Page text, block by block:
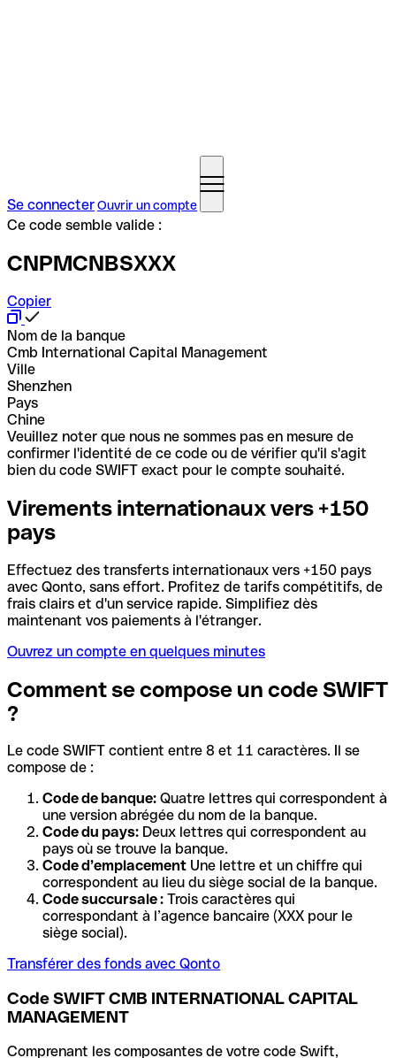
Se connecterOuvrir un compte
Ce code semble valide :
CNPMCNBSXXX
Copier
Nom de la banque
Cmb International Capital Management
Ville
Shenzhen
Pays
Chine
Veuillez noter que nous ne sommes pas en mesure de
confirmer l'identité de ce code ou de vérifier qu'il s'agit
bien du code SWIFT exact pour le compte souhaité.
Virements internationaux vers +150
pays
Effectuez des transferts internationaux vers +150 pays
avec Qonto, sans effort. Profitez de tarifs compétitifs, de
frais clairs et d'un service rapide. Simplifiez dès
maintenant vos paiements à l'étranger.
Ouvrez un compte en quelques minutes
Comment se compose un code SWIFT
?
Le code SWIFT contient entre 8 et 11 caractères. Il se
compose de :
Code de banque: Quatre lettres qui correspondent à
une version abrégée du nom de la banque.
Code du pays: Deux lettres qui correspondent au
pays où se trouve la banque.
Code d’emplacement Une lettre et un chiffre qui
correspondent au lieu du siège social de la banque.
Code succursale : Trois caractères qui
correspondant à l’agence bancaire (XXX pour le
siège social).
Transférer des fonds avec Qonto
Code SWIFT CMB INTERNATIONAL CAPITAL
MANAGEMENT
Comprenant les composantes de votre code Swift,